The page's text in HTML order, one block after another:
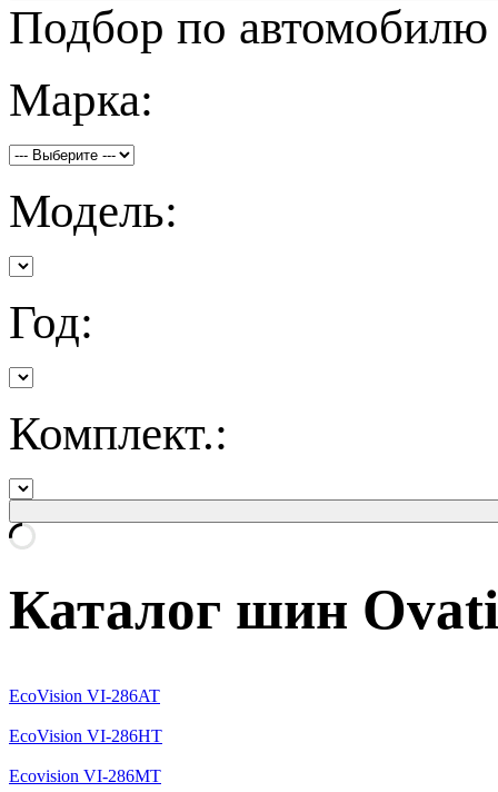
Подбор по автомобилю
Марка:
Модель:
Год:
Комплект.:
Каталог шин
EcoVision VI-286AT
EcoVision VI-286HT
Ecovision VI-286MT